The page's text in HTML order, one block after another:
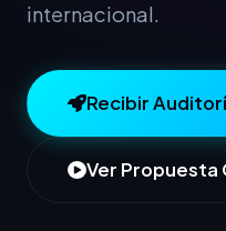
internacional.
Recibir
Ver Propuesta